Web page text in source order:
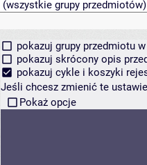
pokazuj grupy przedmiotu
pokazuj skrócony opis
pokazuj cykle i koszyki
Jeśli chcesz zmienić te
Pokaż opcje